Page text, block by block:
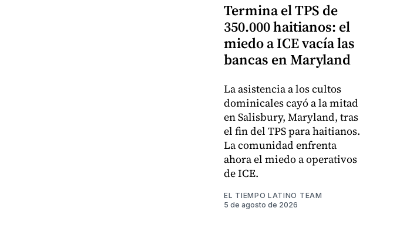
Termina el TPS de
350.000 haitianos: el
miedo a ICE vacía las
bancas en Maryland
La asistencia a los cultos
dominicales cayó a la mitad
en Salisbury, Maryland, tras
el fin del TPS para haitianos.
La comunidad enfrenta
ahora el miedo a operativos
de ICE.
EL TIEMPO LATINO TEAM
5 de agosto de 2026